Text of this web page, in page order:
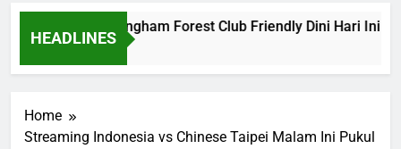
HEADLINES
Barcelona vs Nottingham Forest Club Friendly Dini Hari Ini
2 Hours Ago
Home
Streaming Indonesia vs Chinese Taipei Malam Ini Pukul